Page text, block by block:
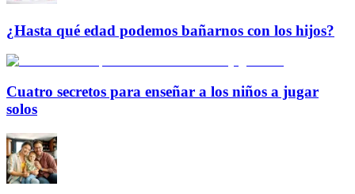
¿Hasta qué edad podemos bañarnos con los hijos?
Cuatro secretos para enseñar a los niños a jugar
solos